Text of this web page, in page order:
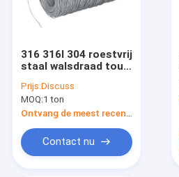
316 316l 304 roestvrij
staal walsdraad touw
zacht 2 mm
Prijs:Discuss
MOQ:1 ton
Contact nu